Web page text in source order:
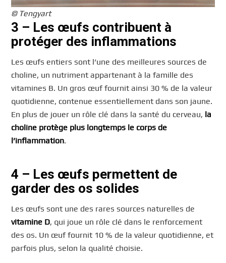
© Tengyart
3 – Les œufs contribuent à
protéger des inflammations
Les œufs entiers sont l’une des meilleures sources de
choline, un nutriment appartenant à la famille des
vitamines B. Un gros œuf fournit ainsi 30 % de la valeur
quotidienne, contenue essentiellement dans son jaune.
En plus de jouer un rôle clé dans la santé du cerveau, la
choline protège plus longtemps le corps de
l’inflammation.
4 – Les œufs permettent de
garder des os solides
Les œufs sont une des rares sources naturelles de
vitamine D, qui joue un rôle clé dans le renforcement
des os. Un œuf fournit 10 % de la valeur quotidienne, et
parfois plus, selon la qualité choisie.